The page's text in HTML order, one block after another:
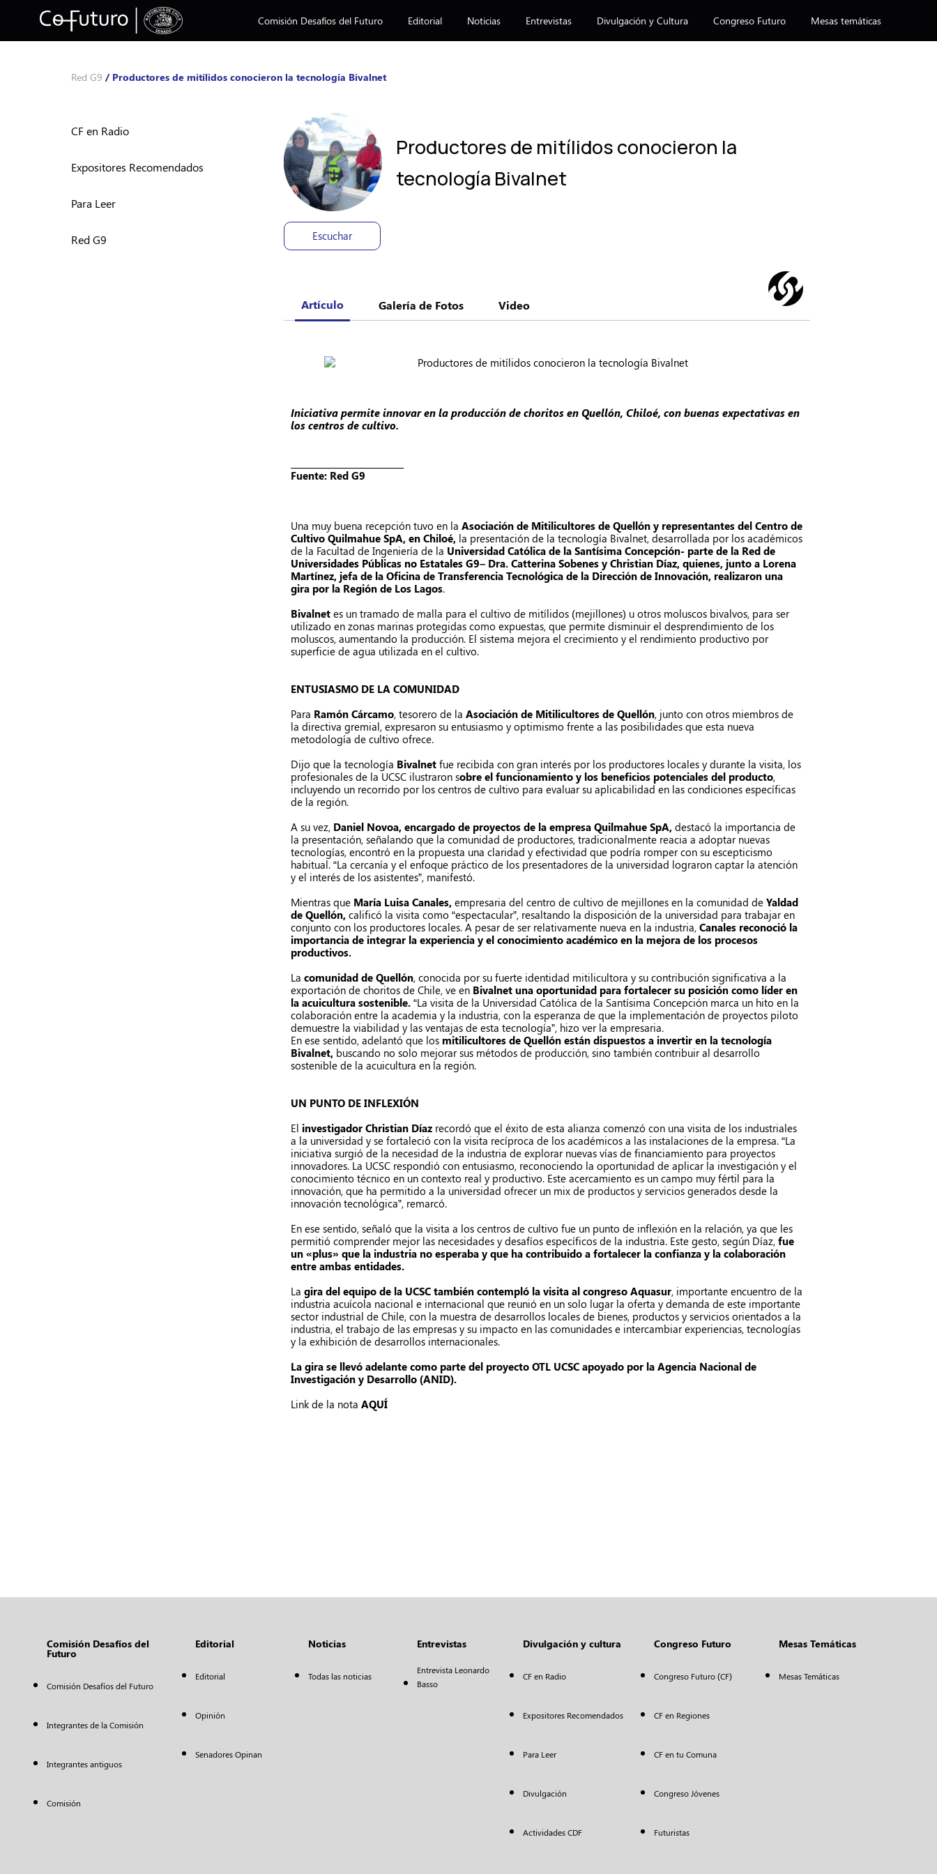
Comisión Desafíos del Futuro Editorial Noticias Entrevistas Divulgación y Cultura Congreso Futuro Mesas temáticas
Red G9 / Productores de mitílidos conocieron la tecnología Bivalnet
CF en Radio
Expositores Recomendados
Para Leer
Red G9
Productores de mitílidos conocieron la
tecnología Bivalnet
Escuchar
Artículo Galería de Fotos Video
Iniciativa permite innovar en la producción de choritos en Quellón, Chiloé, con buenas expectativas en
los centros de cultivo.
Fuente: Red G9
Una muy buena recepción tuvo en la Asociación de Mitilicultores de Quellón y representantes del Centro de
Cultivo Quilmahue SpA, en Chiloé, la presentación de la tecnología Bivalnet, desarrollada por los académicos
de la Facultad de Ingeniería de la Universidad Católica de la Santísima Concepción- parte de la Red de
Universidades Públicas no Estatales G9– Dra. Catterina Sobenes y Christian Díaz, quienes, junto a Lorena
Martínez, jefa de la Oficina de Transferencia Tecnológica de la Dirección de Innovación, realizaron una
gira por la Región de Los Lagos.
Bivalnet es un tramado de malla para el cultivo de mitílidos (mejillones) u otros moluscos bivalvos, para ser
utilizado en zonas marinas protegidas como expuestas, que permite disminuir el desprendimiento de los
moluscos, aumentando la producción. El sistema mejora el crecimiento y el rendimiento productivo por
superficie de agua utilizada en el cultivo.
ENTUSIASMO DE LA COMUNIDAD
Para Ramón Cárcamo, tesorero de la Asociación de Mitilicultores de Quellón, junto con otros miembros de
la directiva gremial, expresaron su entusiasmo y optimismo frente a las posibilidades que esta nueva
metodología de cultivo ofrece.
Dijo que la tecnología Bivalnet fue recibida con gran interés por los productores locales y durante la visita, los
profesionales de la UCSC ilustraron sobre el funcionamiento y los beneficios potenciales del producto,
incluyendo un recorrido por los centros de cultivo para evaluar su aplicabilidad en las condiciones específicas
de la región.
A su vez, Daniel Novoa, encargado de proyectos de la empresa Quilmahue SpA, destacó la importancia de
la presentación, señalando que la comunidad de productores, tradicionalmente reacia a adoptar nuevas
tecnologías, encontró en la propuesta una claridad y efectividad que podría romper con su escepticismo
habitual. “La cercanía y el enfoque práctico de los presentadores de la universidad lograron captar la atención
y el interés de los asistentes”, manifestó.
Mientras que María Luisa Canales, empresaria del centro de cultivo de mejillones en la comunidad de Yaldad
de Quellón, calificó la visita como “espectacular”, resaltando la disposición de la universidad para trabajar en
conjunto con los productores locales. A pesar de ser relativamente nueva en la industria, Canales reconoció la
importancia de integrar la experiencia y el conocimiento académico en la mejora de los procesos
productivos.
La comunidad de Quellón, conocida por su fuerte identidad mitilicultora y su contribución significativa a la
exportación de choritos de Chile, ve en Bivalnet una oportunidad para fortalecer su posición como líder en
la acuicultura sostenible. “La visita de la Universidad Católica de la Santísima Concepción marca un hito en la
colaboración entre la academia y la industria, con la esperanza de que la implementación de proyectos piloto
demuestre la viabilidad y las ventajas de esta tecnología”, hizo ver la empresaria.
En ese sentido, adelantó que los mitilicultores de Quellón están dispuestos a invertir en la tecnología
Bivalnet, buscando no solo mejorar sus métodos de producción, sino también contribuir al desarrollo
sostenible de la acuicultura en la región.
UN PUNTO DE INFLEXIÓN
El investigador Christian Díaz recordó que el éxito de esta alianza comenzó con una visita de los industriales
a la universidad y se fortaleció con la visita recíproca de los académicos a las instalaciones de la empresa. “La
iniciativa surgió de la necesidad de la industria de explorar nuevas vías de financiamiento para proyectos
innovadores. La UCSC respondió con entusiasmo, reconociendo la oportunidad de aplicar la investigación y el
conocimiento técnico en un contexto real y productivo. Este acercamiento es un campo muy fértil para la
innovación, que ha permitido a la universidad ofrecer un mix de productos y servicios generados desde la
innovación tecnológica”, remarcó.
En ese sentido, señaló que la visita a los centros de cultivo fue un punto de inflexión en la relación, ya que les
permitió comprender mejor las necesidades y desafíos específicos de la industria. Este gesto, según Díaz, fue
un «plus» que la industria no esperaba y que ha contribuido a fortalecer la confianza y la colaboración
entre ambas entidades.
La gira del equipo de la UCSC también contempló la visita al congreso Aquasur, importante encuentro de la
industria acuícola nacional e internacional que reunió en un solo lugar la oferta y demanda de este importante
sector industrial de Chile, con la muestra de desarrollos locales de bienes, productos y servicios orientados a la
industria, el trabajo de las empresas y su impacto en las comunidades e intercambiar experiencias, tecnologías
y la exhibición de desarrollos internacionales.
La gira se llevó adelante como parte del proyecto OTL UCSC apoyado por la Agencia Nacional de
Investigación y Desarrollo (ANID).
Link de la nota AQUÍ
Comisión Desafíos del
Futuro
Comisión Desafíos del Futuro
Integrantes de la Comisión
Integrantes antiguos
Comisión
Editorial
Editorial
Opinión
Senadores Opinan
Noticias
Todas las noticias
Entrevistas
Entrevista Leonardo
Basso
Divulgación y cultura
CF en Radio
Expositores Recomendados
Para Leer
Divulgación
Actividades CDF
Congreso Futuro
Congreso Futuro (CF)
CF en Regiones
CF en tu Comuna
Congreso Jóvenes
Futuristas
Mesas Temáticas
Mesas Temáticas